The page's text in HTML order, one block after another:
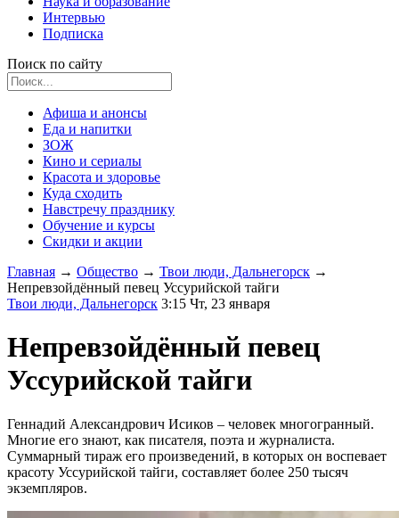
Интервью
Подписка
Поиск по сайту
Афиша и анонсы
Еда и напитки
ЗОЖ
Кино и сериалы
Красота и здоровье
Куда сходить
Навстречу празднику
Обучение и курсы
Скидки и акции
Главная → Общество → Твои люди, Дальнегорск →
Непревзойдённый певец Уссурийской тайги
Твои люди, Дальнегорск 3:15 Чт, 23 января
Непревзойдённый певец
Уссурийской тайги
Геннадий Александрович Исиков – человек многогранный.
Многие его знают, как писателя, поэта и журналиста.
Суммарный тираж его произведений, в которых он воспевает
красоту Уссурийской тайги, составляет более 250 тысяч
экземпляров.